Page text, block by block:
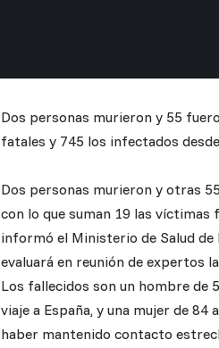
Dos personas murieron y 55
fatales y 745 los infectados
Dos personas murieron y otras
con lo que suman 19 las víctimas
informó el Ministerio de Salud de
evaluará en reunión de expertos
Los fallecidos son un hombre de
viaje a España, y una mujer de 84
haber mantenido contacto